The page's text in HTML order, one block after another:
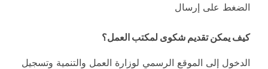
الضغط على إرسال
كيف يمكن تقديم شكوى لمكتب العمل؟
الدخول إلى الموقع الرسمي لوزارة العمل والتنمية وتسجيل